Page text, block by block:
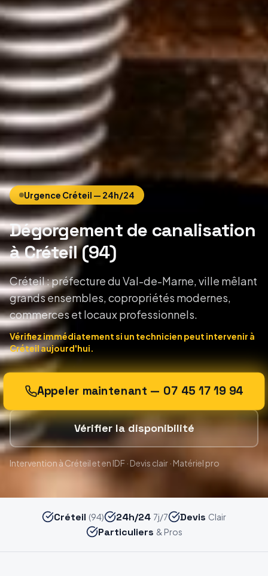
Urgence Créteil — 24h/24
Dégorgement de canalisation
à Créteil(94)
Créteil : préfecture du Val-de-Marne, ville mêlant
grands ensembles, copropriétés modernes,
commerces et locaux professionnels.
Vérifiez immédiatement si un technicien peut intervenir à
Créteil aujourd'hui.
Appeler maintenant — 07 45 17 19 94
Vérifier la disponibilité
Interventionà Créteilet en IDF · Devis clair · Matériel pro
Créteil (94) 24h/24 7j/7 Devis Clair
Particuliers & Pros